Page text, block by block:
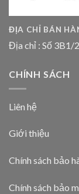
ĐỊA CHỈ BÁN
Địa chỉ : Số
CHÍNH SÁCH
Liên hệ
Giới thiệu
Chính sách bảo
Chính sách bảo